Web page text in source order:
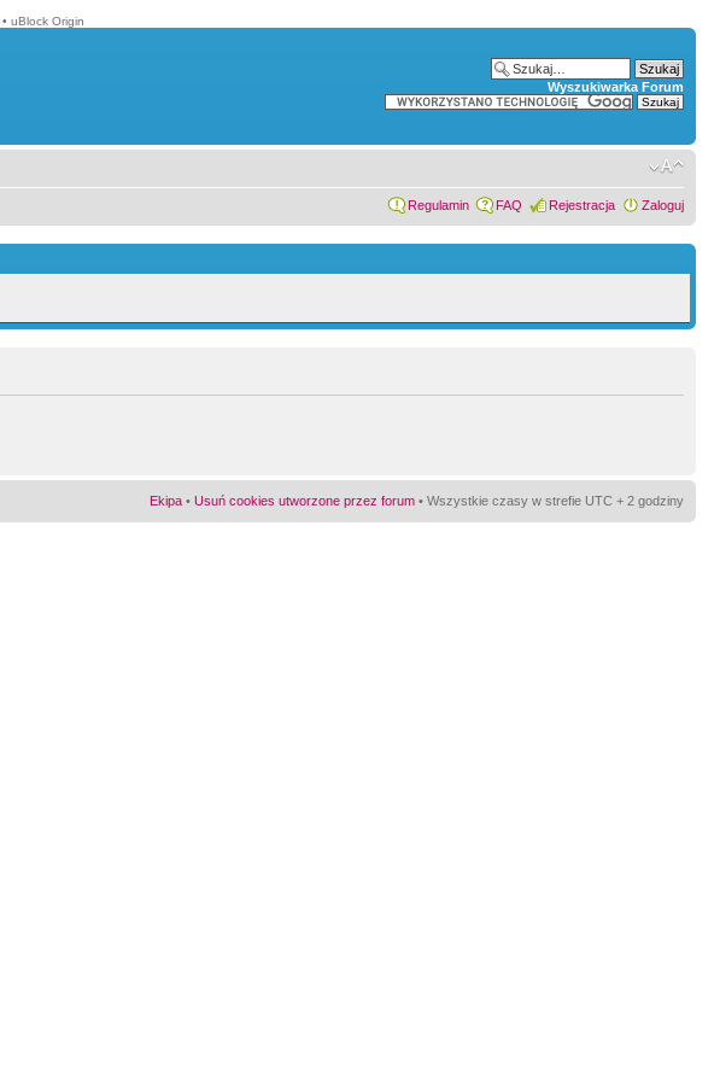
• uBlock Origin
Wyszukiwarka Forum
Regulamin FAQ Rejestracja Zaloguj
Ekipa • Usuń cookies utworzone przez forum • Wszystkie czasy w strefie UTC + 2 godziny